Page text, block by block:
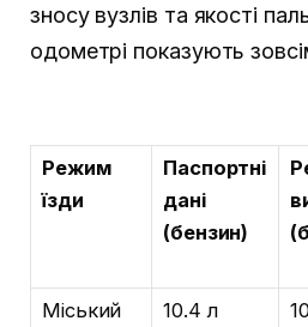
зносу вузлів та якості
одометрі показують
Режим
їзди
Паспортні
дані
(бензин)
Міський
10.4 л